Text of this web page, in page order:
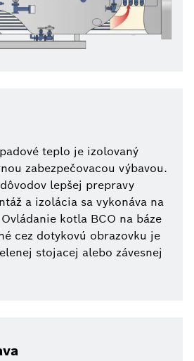
teplo je izolovaný
zabezpečovacou výbavou.
lepšej prepravy
a izolácia sa vykonáva na
kotla BCO na báze
cez dotykovú obrazovku je
stojacej alebo závesnej